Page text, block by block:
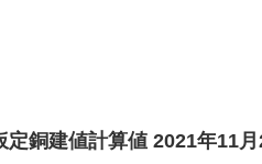
定銅建値計算値 2021年11